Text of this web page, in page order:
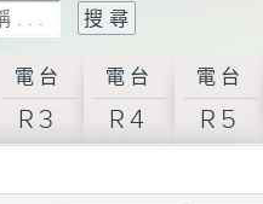
電台
R3
電台
R4
電台
R5